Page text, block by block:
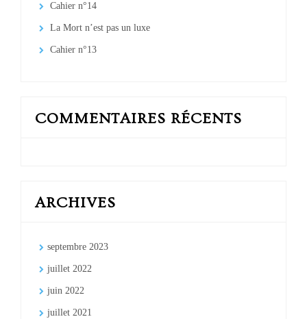
Cahier n°14
La Mort n’est pas un luxe
Cahier n°13
COMMENTAIRES RÉCENTS
ARCHIVES
septembre 2023
juillet 2022
juin 2022
juillet 2021